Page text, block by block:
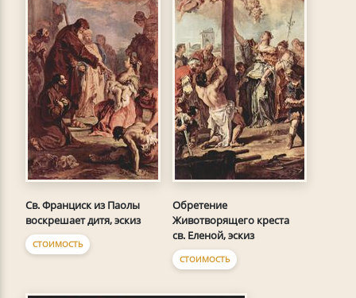
Св. Франциск из Паолы
воскрешает дитя, эскиз
СТОИМОСТЬ
Обретение
Животворящего креста
св. Еленой, эскиз
СТОИМОСТЬ